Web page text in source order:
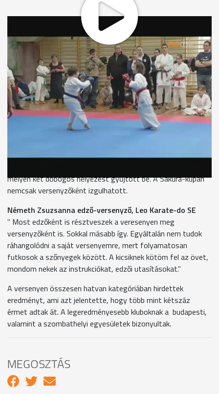
Idén ünnepli alapításának 15. évfordulóját a Sakura Karate
Sportegyesület. A jubileum alkalmából a szombathelyi klub
elöljárói népes mezőnyt gyűjtöttek össze a 13. Sakura-
kupára: kilenc magyar, valamint egy osztrák csapatból
érkeztek karatékák a Bolyai-iskolában megtartott versenyre.
Katona Péter főszervező, Sakura Karate SE
" A mostani versenyen 10 egyesület 110 sportolója vesz
részt. A nevezéseket lehet duplán számolni, mert a legtöbb
sportoló indul küzdelemben és formagyakorlatban is. Emellett
pedig vannak csapat versenyszámok is."
A Leo Karate-do SE sportolói közül Németh Zsuzsanna alig
melyen két dobogós helyezést gyűjtött be. A Sakura-kupán
nemcsak versenyzőként izgulhatott.
Németh Zsuzsanna edző-versenyző, Leo Karate-do SE
" Most edzőként is résztveszek a veresenyen meg
versenyzőként is. Sokkal másabb így. Egyáltalán nem tudok
ráhangolódni a saját versenyemre, mert folyamatosan
futkosok a szőnyegek között. A kicsiknek kötöm fel az övet,
mondom nekek az instrukciókat, edzői utasításokat."
A versenyen összesen hatvan kategóriában hirdettek
eredményt, ami azt jelentette, hogy több mint kétszáz
érmet adtak át. A legeredményesebb kluboknak a budapesti,
valamint a szombathelyi egyesületek bizonyultak.
MEGOSZTÁS